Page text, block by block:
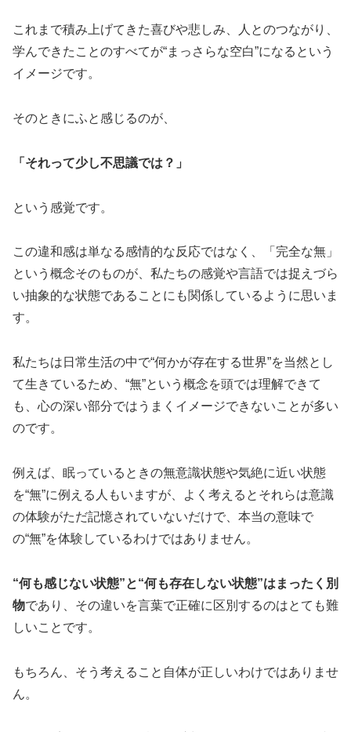
これまで積み上げてきた喜びや悲しみ、人とのつながり、
学んできたことのすべてが“まっさらな空白”になるという
イメージです。
そのときにふと感じるのが、
「それって少し不思議では？」
という感覚です。
この違和感は単なる感情的な反応ではなく、「完全な無」
という概念そのものが、私たちの感覚や言語では捉えづら
い抽象的な状態であることにも関係しているように思いま
す。
私たちは日常生活の中で“何かが存在する世界”を当然とし
て生きているため、“無”という概念を頭では理解できて
も、心の深い部分ではうまくイメージできないことが多い
のです。
例えば、眠っているときの無意識状態や気絶に近い状態
を“無”に例える人もいますが、よく考えるとそれらは意識
の体験がただ記憶されていないだけで、本当の意味で
の“無”を体験しているわけではありません。
“何も感じない状態”と“何も存在しない状態”はまったく別
物であり、その違いを言葉で正確に区別するのはとても難
しいことです。
もちろん、そう考えること自体が正しいわけではありませ
ん。